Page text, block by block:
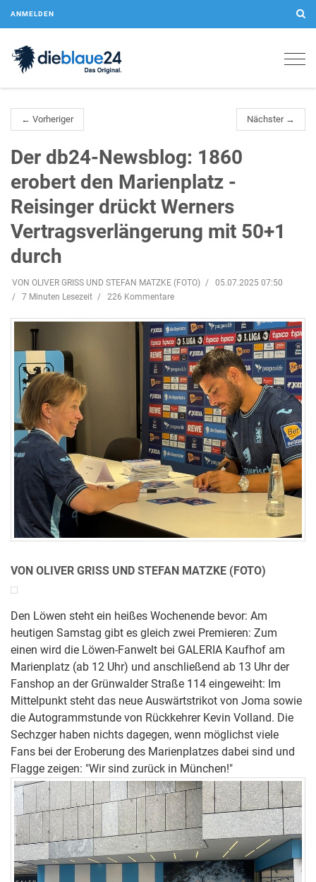
ANMELDEN
← Vorheriger Nächster →
Der db24-Newsblog: 1860
erobert den Marienplatz -
Reisinger drückt Werners
Vertragsverlängerung mit 50+1
durch
VON OLIVER GRISS UND STEFAN MATZKE (FOTO)
05.07.2025 07:50
7 Minuten Lesezeit
226 Kommentare
VON OLIVER GRISS UND STEFAN MATZKE (FOTO)
Den Löwen steht ein heißes Wochenende bevor: Am
heutigen Samstag gibt es gleich zwei Premieren: Zum
einen wird die Löwen-Fanwelt bei GALERIA Kaufhof am
Marienplatz (ab 12 Uhr) und anschließend ab 13 Uhr der
Fanshop an der Grünwalder Straße 114 eingeweiht: Im
Mittelpunkt steht das neue Auswärtstrikot von Joma sowie
die Autogrammstunde von Rückkehrer Kevin Volland. Die
Sechzger haben nichts dagegen, wenn möglichst viele
Fans bei der Eroberung des Marienplatzes dabei sind und
Flagge zeigen: "Wir sind zurück in München!"